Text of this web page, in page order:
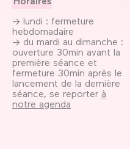
→ lundi : fermeture
hebdomadaire
→ du mardi au dimanche :
ouverture 30min avant la
première séance et
fermeture 30min après le
lancement de la dernière
séance, se reporter à
notre agenda